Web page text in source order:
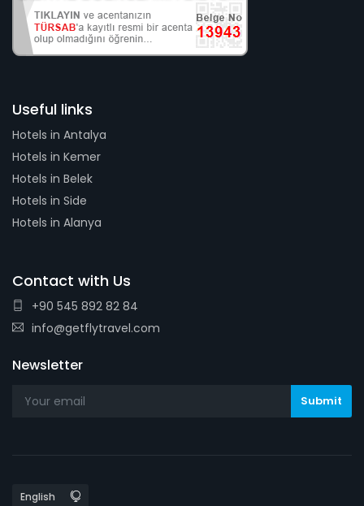
Useful links
Hotels in Antalya
Hotels in Kemer
Hotels in Belek
Hotels in Side
Hotels in Alanya
Contact with Us
+90 545 892 82 84
info@getflytravel.com
Newsletter